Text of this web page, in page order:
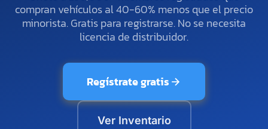
compran vehículos al 40-60% menos que el precio
minorista. Gratis para registrarse. No se necesita
licencia de distribuidor.
Regístrate gratis
Ver Inventario